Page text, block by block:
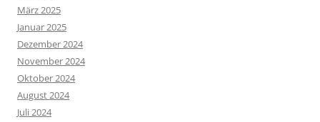
März 2025
Januar 2025
Dezember 2024
November 2024
Oktober 2024
August 2024
Juli 2024